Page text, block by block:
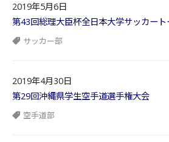
2019年5月6日
第43回総理大臣杯全日本大学サッカー
サッカー部
2019年4月30日
第29回沖縄県学生空手道選手権大会
空手道部